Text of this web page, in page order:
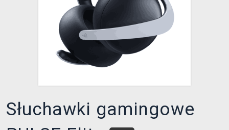
Słuchawki gamingowe